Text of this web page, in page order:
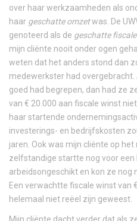
over haar werkzaamheden als
haar geschatte omzetwas. De
genoteerd als de geschatte
mijn cliënte nooit onder ogen
weten dat het anders stond dan
medewerkster had
goed had begrepen, dan had ze
van € 20.000 aan fiscale winst
haar startende
investerings- en bedrijfskosten
jaren. Ook was mijn cliënte op
zelfstandige startte nog voor een
arbeidsongeschikt en kon ze nog
Een verwachtte fiscale winst van
helemaal niet reëel zijn geweest.
Mijn cliënte dacht verder dat als